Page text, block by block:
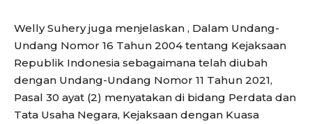
Welly Suhery juga menjelaskan , Dalam Undang-
Undang Nomor 16 Tahun 2004 tentang Kejaksaan
Republik Indonesia sebagaimana telah diubah
dengan Undang-Undang Nomor 11 Tahun 2021,
Pasal 30 ayat (2) menyatakan di bidang Perdata dan
Tata Usaha Negara, Kejaksaan dengan Kuasa